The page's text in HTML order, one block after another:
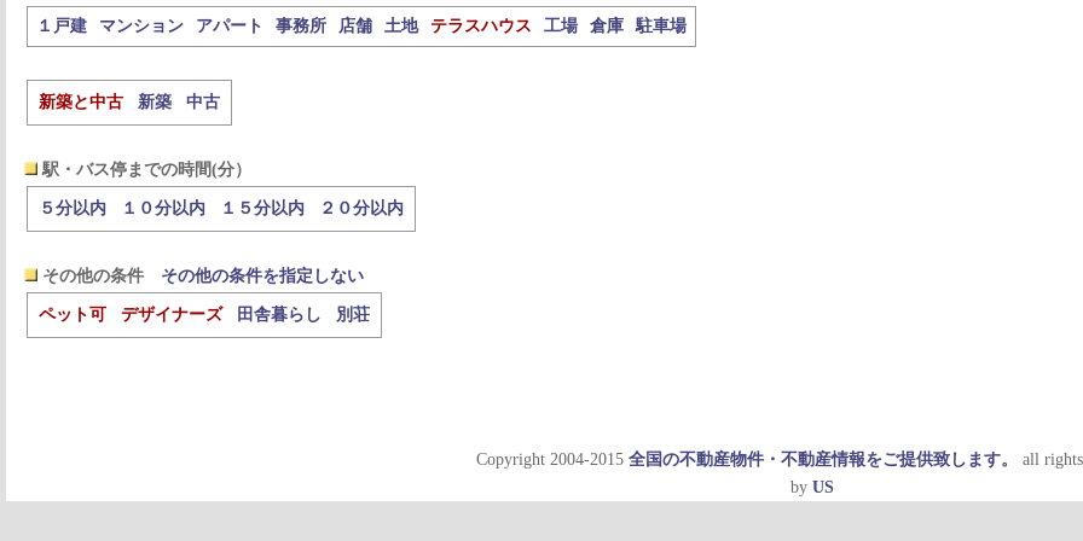
１戸建
マンション アパート 事務所 店舗 土地 テラスハウス 工場 倉庫 駐車場
新築と中古 新築 中古
駅・バス停までの時間(分）
５分以内 １０分以内 １５分以内 ２０分以内
その他の条件 その他の条件を指定しない
ペット可 デザイナーズ 田舎暮らし 別荘
Copyright 2004-2015 全国の不動産物件・不動産情報をご提供致します。
all rights
by US